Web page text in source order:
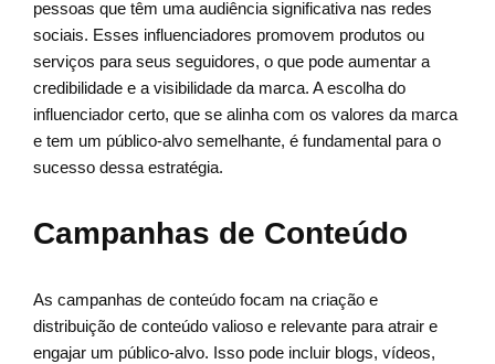
pessoas que têm uma audiência significativa nas redes
sociais. Esses influenciadores promovem produtos ou
serviços para seus seguidores, o que pode aumentar a
credibilidade e a visibilidade da marca. A escolha do
influenciador certo, que se alinha com os valores da marca
e tem um público-alvo semelhante, é fundamental para o
sucesso dessa estratégia.
Campanhas de Conteúdo
As campanhas de conteúdo focam na criação e
distribuição de conteúdo valioso e relevante para atrair e
engajar um público-alvo. Isso pode incluir blogs, vídeos,